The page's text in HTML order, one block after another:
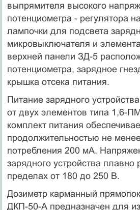
выпрямителя высокого
потенциометра - регулятора
лампочки для подсвета
микровыключателя и
верхней панели ЗД-5
потенциометра, зарядное
крышка отсека питания.
Питание зарядного
от двух элементов типа 1,6-
комплект питания
продолжительностью не
потребления 200 мА.
зарядного устройства плавно
пределах от 180 до 250 В.
Дозиметр карманный
ДКП-50-А предназначен для